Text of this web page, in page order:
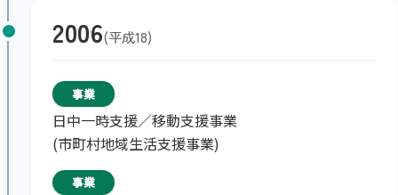
2006 平成18
事業
日中一時支援／移動支援事業
(市町村地域生活支援事業)
事業